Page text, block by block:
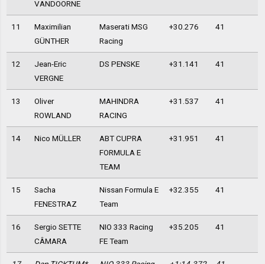
VANDOORNE
11
Maximilian
GÜNTHER
Maserati MSG
Racing
+30.276 41
12
Jean-Eric
VERGNE
DS PENSKE +31.141 41
13
Oliver
ROWLAND
MAHINDRA
RACING
+31.537 41
14 Nico MÜLLER
ABT CUPRA
FORMULA E
TEAM
+31.951 41
15
Sacha
FENESTRAZ
Nissan Formula E
Team
+32.355 41
16
Sergio SETTE
CÂMARA
NIO 333 Racing
FE Team
+35.205 41